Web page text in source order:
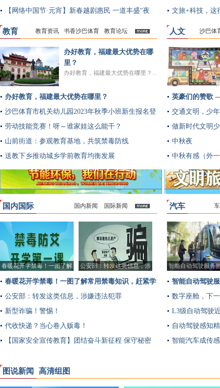
【网络中国节·元宵】新春越剧惠民 一道丰盛“夜
宴”
教育
多
教育资讯 书香沙巴体育 教育论坛
办好教育，福建最大优势在哪
里？
办好教育，福建最大优势在哪里？...
办好教育，福建最大优势在哪里？
沙巴体育市机关幼儿园2023年秋季小班新生报名登
记公告
劳动技能竞赛！呀～谁家娃这么能干？
山前街道：参观教育基地，共筑禁毒防线
送教下乡推动城乡学前教育均衡发展
文旅+科技，这
人文 沙巴体
英豪们的赞歌
交通文明，少
做新时代文明
中秋夜
中秋有感（外
国内国际 国内新闻 国际新闻
春暖花开学禁毒！一图了解
公安部：转发这类信息，涉
春暖花开学禁毒！一图了解常用禁毒知识，赶紧学
习收藏！
公安部：转发这类信息，涉嫌违法犯罪
新型诈骗！警惕！
代收快递？当心卷入贩毒！
【国家安全宣传教育】团结奋斗新征程 保守秘密
汽车
智能自动驾驶服务
智能自动驾驶
数字座舱，下
L3级自动驾驶
自动驾驶感知
智能汽车成传
图说新闻 高清组图